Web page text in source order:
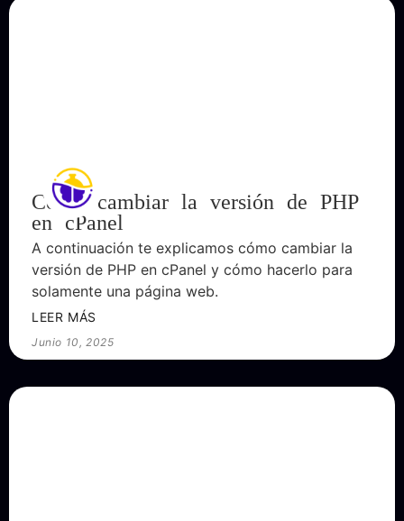
Cómo cambiar la versión de PHP
en cPanel
A continuación te explicamos cómo cambiar la
versión de PHP en cPanel y cómo hacerlo para
solamente una página web.
LEER MÁS
Junio 10, 2025